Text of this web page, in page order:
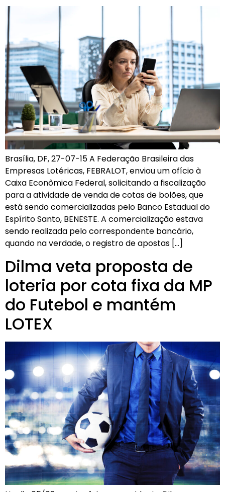
Brasília, DF, 27-07-15 A Federação Brasileira das
Empresas Lotéricas, FEBRALOT, enviou um ofício à
Caixa Econômica Federal, solicitando a fiscalização
para a atividade de venda de cotas de bolões, que
está sendo comercializadas pelo Banco Estadual do
Espírito Santo, BENESTE. A comercialização estava
sendo realizada pelo correspondente bancário,
quando na verdade, o registro de apostas […]
Dilma veta proposta de
loteria por cota fixa da MP
do Futebol e mantém
LOTEX